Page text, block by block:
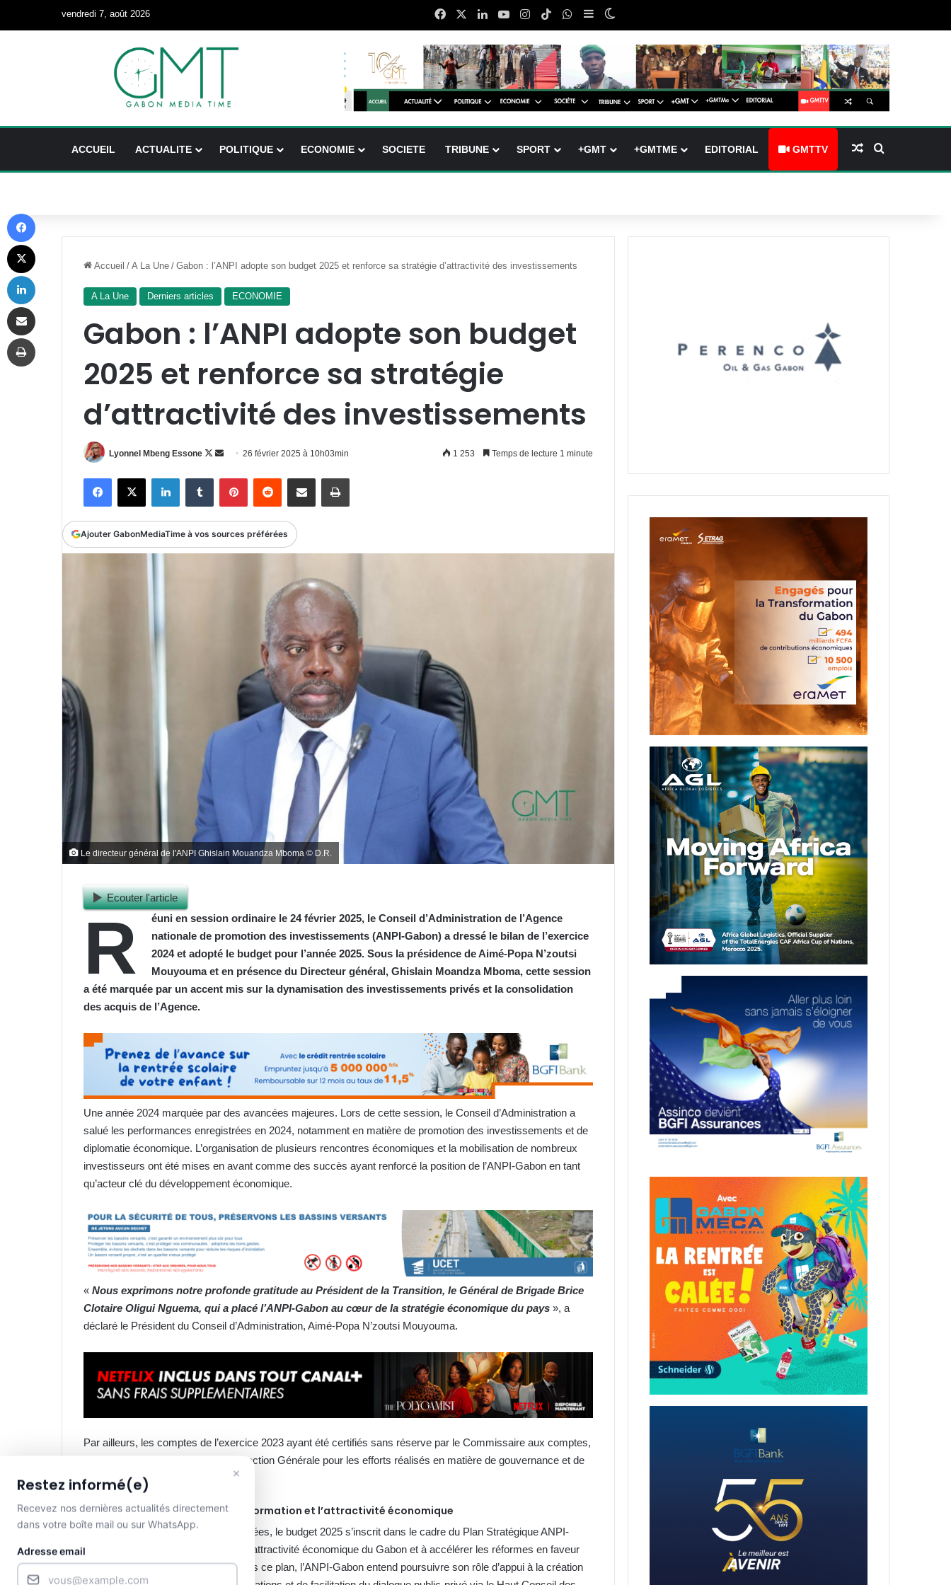
vendredi 7, août 2026 FacebookLinkedinYouTubeInstagram
TikTokWhatsApp
Sidebar (barre latérale)
ACCUEIL ACTUALITE POLITIQUE ECONOMIE SOCIETE TRIBUNE SPORT +GMT +GMTME EDITORIAL GMTTV Article Aléatoire
Accueil / A La Une / Gabon : l’ANPI adopte son budget 2025 et renforce sa stratégie d’attractivité des investissements
A La Une Derniers articles ECONOMIE
Gabon : l’ANPI adopte son budget
2025 et renforce sa stratégie
d’attractivité des investissements
Lyonnel Mbeng Essone
Follow
Envoyer
courriel
26 février 2025 à 10h03min 1 253 Temps de lecture 1 minute
FacebookX LinkedinTumblr PinterestReddit Partager par email Imprimer
Ajouter GabonMediaTime à vos sources préférées
Le directeur général de l'ANPI Ghislain Mouandza Mboma © D.R.
Ecouter l'article
R
éuni en session ordinaire le 24 février 2025, le Conseil d’Administration de l’Agence
nationale de promotion des investissements (ANPI-Gabon) a dressé le bilan de l’exercice
2024 et adopté le budget pour l’année 2025. Sous la présidence de Aimé-Popa N’zoutsi
Mouyouma et en présence du Directeur général, Ghislain Moandza Mboma, cette session
a été marquée par un accent mis sur la dynamisation des investissements privés et la consolidation
des acquis de l’Agence.
Une année 2024 marquée par des avancées majeures. Lors de cette session, le Conseil d’Administration a
salué les performances enregistrées en 2024, notamment en matière de promotion des investissements et de
diplomatie économique. L’organisation de plusieurs rencontres économiques et la mobilisation de nombreux
investisseurs ont été mises en avant comme des succès ayant renforcé la position de l’ANPI-Gabon en tant
qu’acteur clé du développement économique.
« Nous exprimons notre profonde gratitude au Président de la Transition, le Général de Brigade Brice
Clotaire Oligui Nguema, qui a placé l’ANPI-Gabon au cœur de la stratégie économique du pays », a
déclaré le Président du Conseil d’Administration, Aimé-Popa N’zoutsi Mouyouma.
Par ailleurs, les comptes de l’exercice 2023 ayant été certifiés sans réserve par le Commissaire aux comptes,
les administrateurs ont félicité la Direction Générale pour les efforts réalisés en matière de gouvernance et de
transparence financière.
Un budget 2025 axé sur la transformation et l’attractivité économique
Dans la continuité des actions engagées, le budget 2025 s’inscrit dans le cadre du Plan Stratégique ANPI-
Dynamique 27, qui vise à renforcer l’attractivité économique du Gabon et à accélérer les réformes en faveur
des investissements privés. À travers ce plan, l’ANPI-Gabon entend poursuivre son rôle d’appui à la création
×
Restez informé(e)
Recevez nos dernières actualités directement
dans votre boîte mail ou sur WhatsApp.
Adresse email